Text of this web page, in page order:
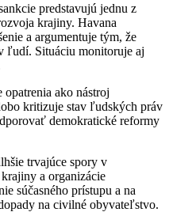
predstavujú jednu z
krajiny. Havana
a argumentuje tým, že
ľudí. Situáciu monitoruje aj
opatrenia ako nástroj
kritizuje stav ľudských práv
demokratické reformy
trvajúce spory v
a organizácie
súčasného prístupu a na
na civilné obyvateľstvo.